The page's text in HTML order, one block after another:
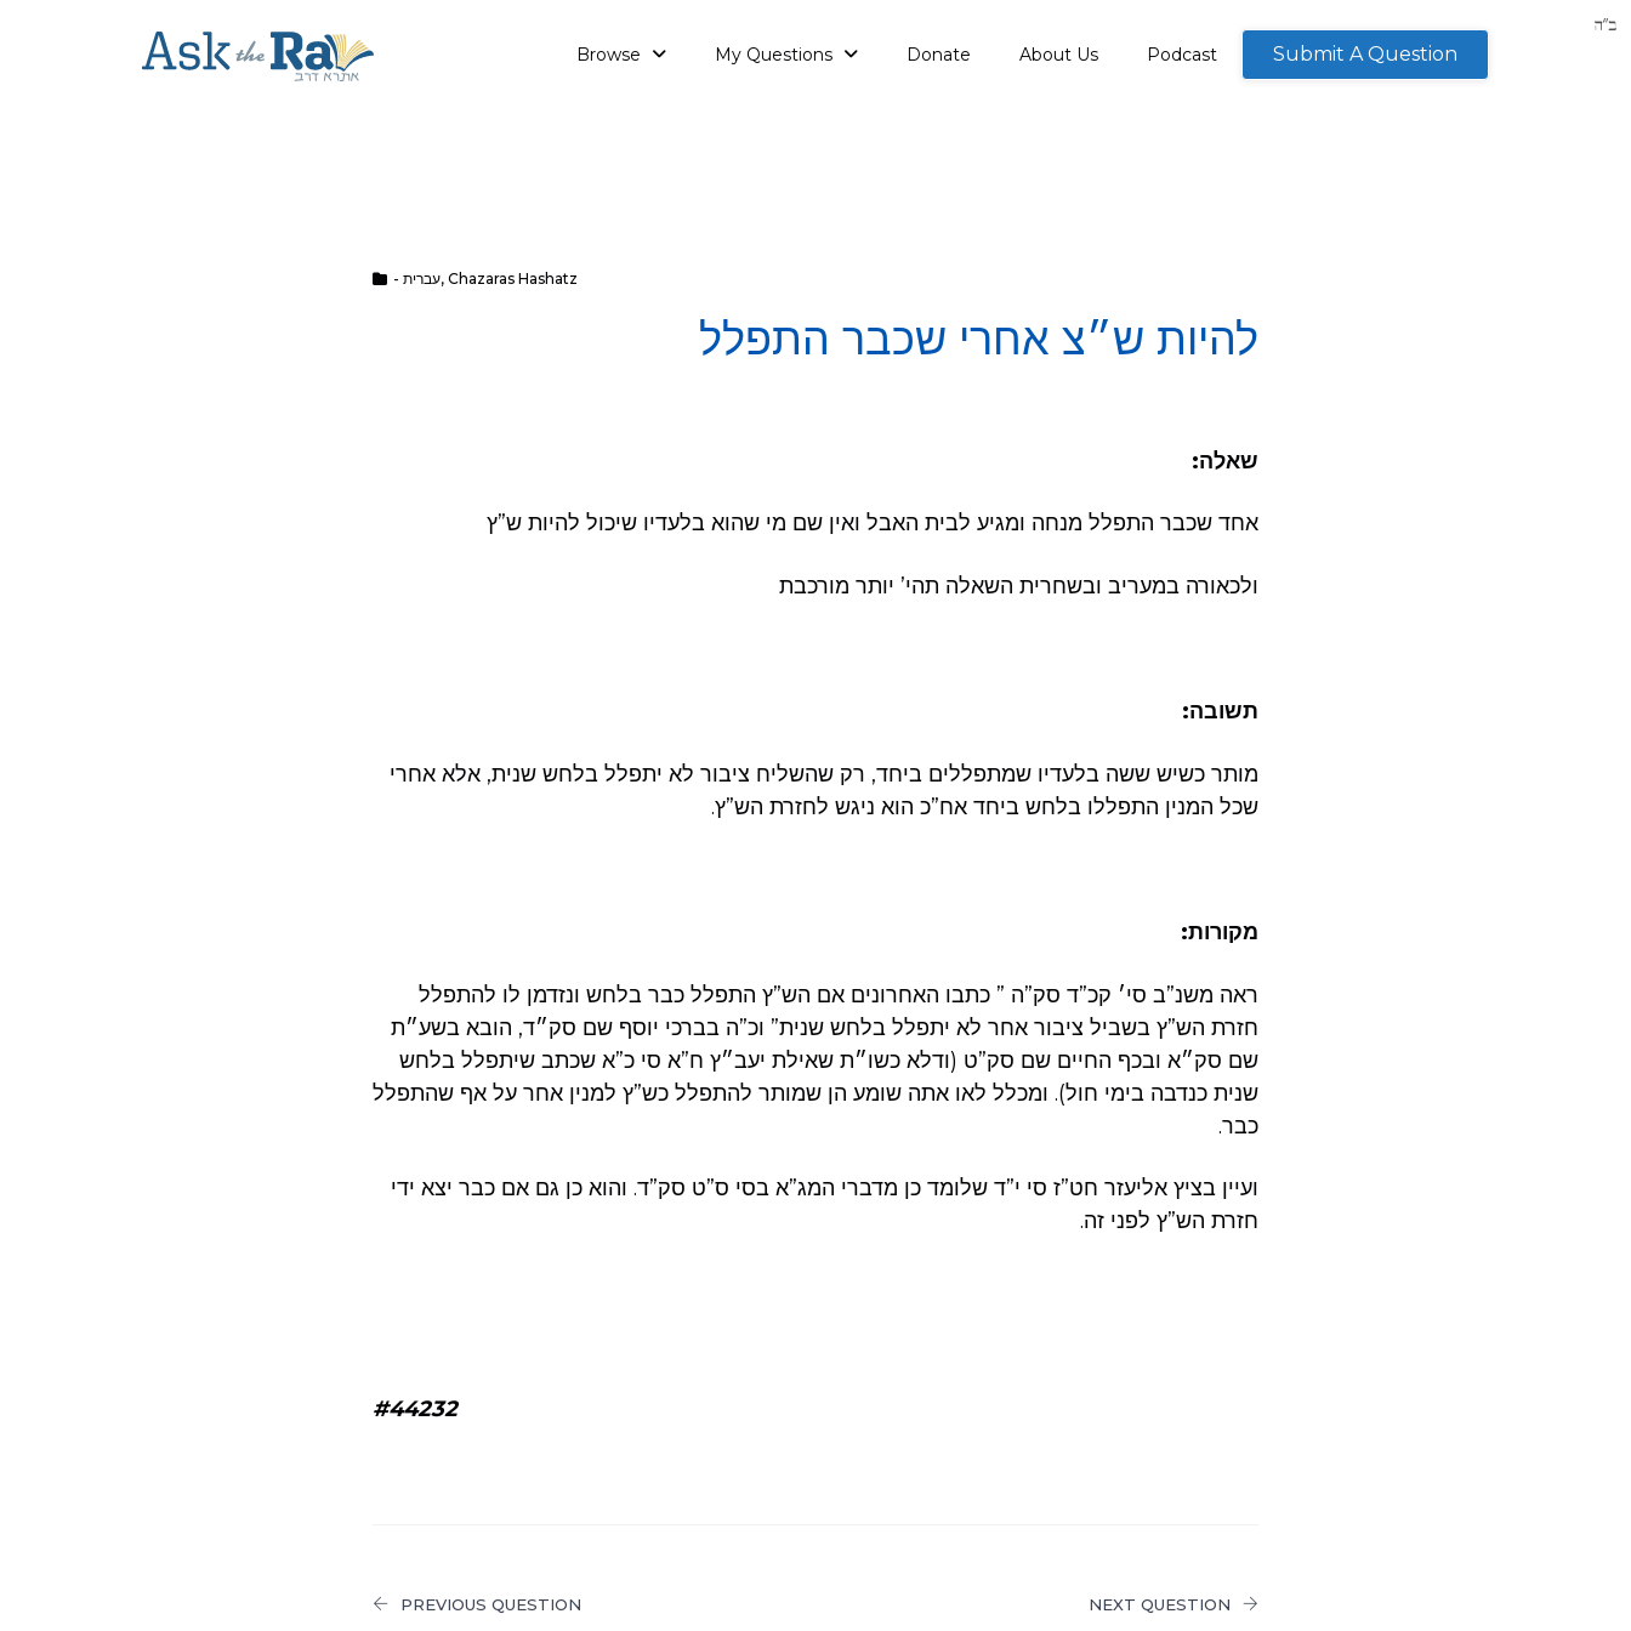
Browse My Questions Donate About Us Podcast Submit A Question
- עברית, Chazaras Hashatz
להיות ש״צ אחרי שכבר התפלל
שאלה:
אחד שכבר התפלל מנחה ומגיע לבית האבל ואין שם מי שהוא בלעדיו שיכול להיות ש”ץ
ולכאורה במעריב ובשחרית השאלה תהי’ יותר מורכבת
תשובה:
מותר כשיש ששה בלעדיו שמתפללים ביחד, רק שהשליח ציבור לא יתפלל בלחש שנית, אלא אחרי
שכל המנין התפללו בלחש ביחד אח”כ הוא ניגש לחזרת הש”ץ.
מקורות:
ראה משנ”ב סי׳ קכ”ד סק”ה ” כתבו האחרונים אם הש”ץ התפלל כבר בלחש ונזדמן לו להתפלל
חזרת הש”ץ בשביל ציבור אחר לא יתפלל בלחש שנית” וכ”ה בברכי יוסף שם סק״ד, הובא בשע״ת
שם סק״א ובכף החיים שם סק”ט (ודלא כשו״ת שאילת יעב״ץ ח”א סי כ”א שכתב שיתפלל בלחש
שנית כנדבה בימי חול). ומכלל לאו אתה שומע הן שמותר להתפלל כש”ץ למנין אחר על אף שהתפלל
כבר.
ועיין בציץ אליעזר חט”ז סי י”ד שלומד כן מדברי המג”א בסי ס”ט סק”ד. והוא כן גם אם כבר יצא ידי
חזרת הש”ץ לפני זה.
#44232
PREVIOUS QUESTION NEXT QUESTION